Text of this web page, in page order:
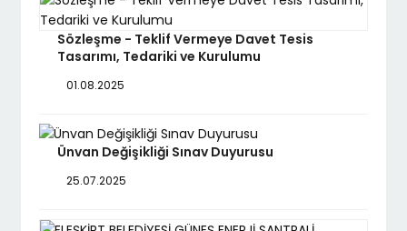
Sözleşme - Teklif Vermeye Davet Tesis
Tasarımı, Tedariki ve Kurulumu
01.08.2025
Ünvan Değişikliği Sınav Duyurusu
25.07.2025